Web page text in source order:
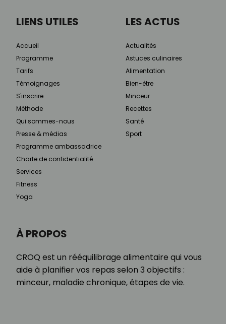
À PROPOS
CROQ est un rééquilibrage alimentaire qui vous
aide à planifier vos repas selon 3 objectifs :
minceur, maladie chronique, étapes de vie.
LIENS UTILES
Accueil
Programme
Tarifs
Témoignages
S'inscrire
Méthode
Qui sommes-nous
Presse & médias
Programme ambassadrice
Charte de confidentialité
Services
Fitness
Yoga
LES ACTUS
Actualités
Astuces culinaires
Alimentation
Bien-être
Minceur
Recettes
Santé
Sport